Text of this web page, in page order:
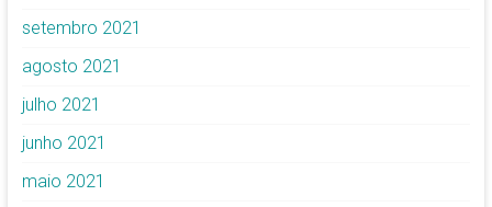
setembro 2021
agosto 2021
julho 2021
junho 2021
maio 2021